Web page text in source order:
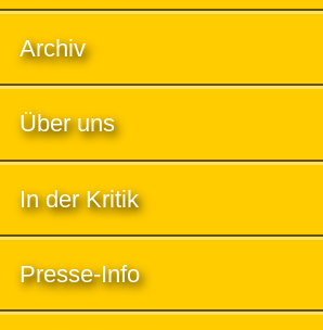
Archiv
Über uns
In der Kritik
Presse-Info